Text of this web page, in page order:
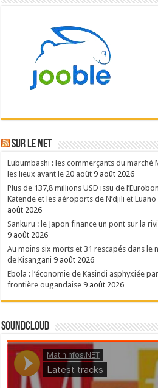
Sur le NET
Lubumbashi : les commerçants du marché
les lieux avant le 20 août 9 août 2026
Plus de 137,8 millions USD issu de
Katende et les aéroports de N’djili et
août 2026
Sankuru : le Japon finance un pont sur la
9 août 2026
Au moins six morts et 31 rescapés dans le
de Kisangani 9 août 2026
Ebola : l’économie de Kasindi asphyxiée
frontière ougandaise 9 août 2026
SoundCloud